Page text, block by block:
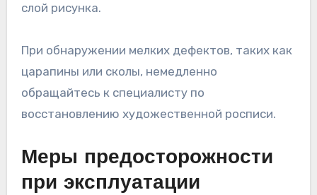
слой рисунка.
При обнаружении мелких дефектов, таких как
царапины или сколы, немедленно
обращайтесь к специалисту по
восстановлению художественной росписи.
Меры предосторожности
при эксплуатации